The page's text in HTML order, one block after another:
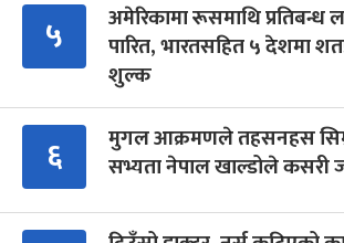
५
अमेरिकामा रूसमाथि
पारित, भारतसहित ५ देशमा
शुल्क
६
मुगल आक्रमणले तहसनहस
सभ्यता नेपाल खाल्डोले कसरी